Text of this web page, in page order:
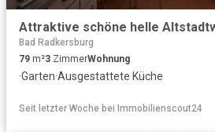
Bad Radkersburg
79 m²3 ZimmerWohnung
·Garten·Ausgestattete Küche
Seit letzter Woche bei Immobilienscout24